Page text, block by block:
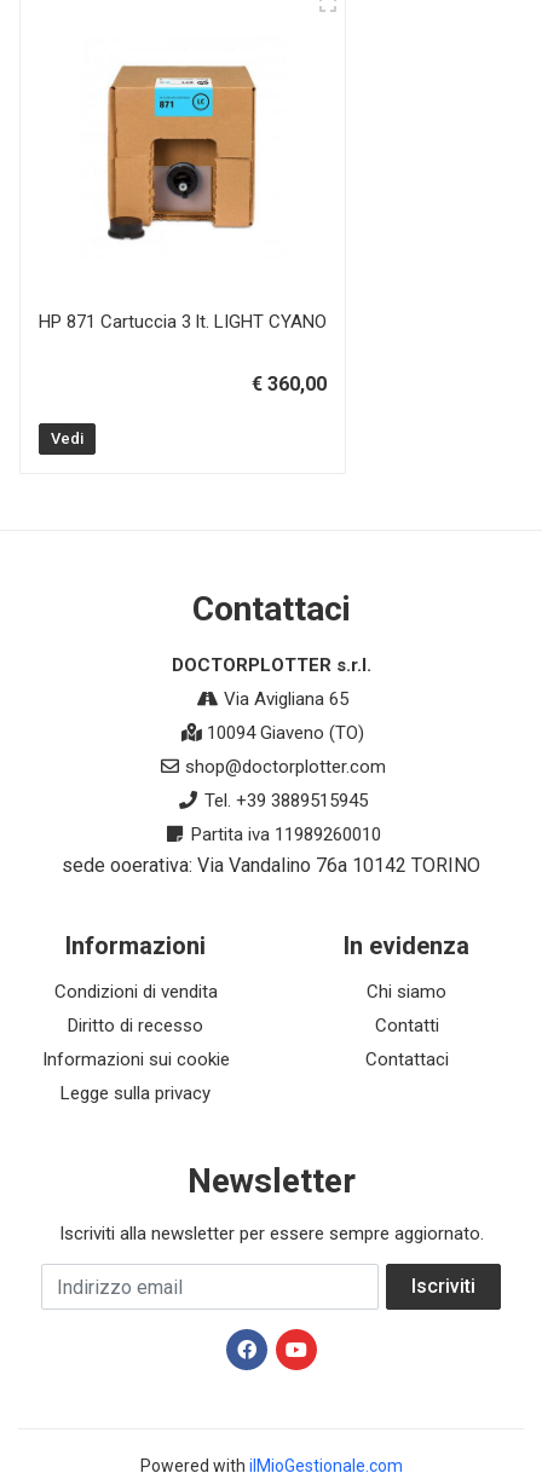
HP 871 Cartuccia 3 lt. LIGHT CYANO
€ 360,00
Vedi
Contattaci
DOCTORPLOTTER s.r.l.
Via Avigliana 65
10094 Giaveno (TO)
shop@doctorplotter.com
Tel. +39 3889515945
Partita iva 11989260010
sede ooerativa: Via Vandalino 76a 10142 TORINO
Informazioni
Condizioni di vendita
Diritto di recesso
Informazioni sui cookie
Legge sulla privacy
In evidenza
Chi siamo
Contatti
Contattaci
Newsletter
Iscriviti alla newsletter per essere sempre aggiornato.
Indirizzo email Iscriviti
Powered with ilMioGestionale.com